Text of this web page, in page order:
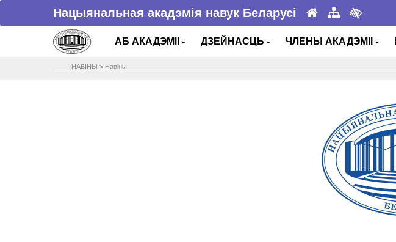
Нацыянальная акадэмія навук Беларусі
АБ АКАДЭМІІ ДЗЕЙНАСЦЬ ЧЛЕНЫ АКАДЭМІІ
НАВIНЫ > Навіны